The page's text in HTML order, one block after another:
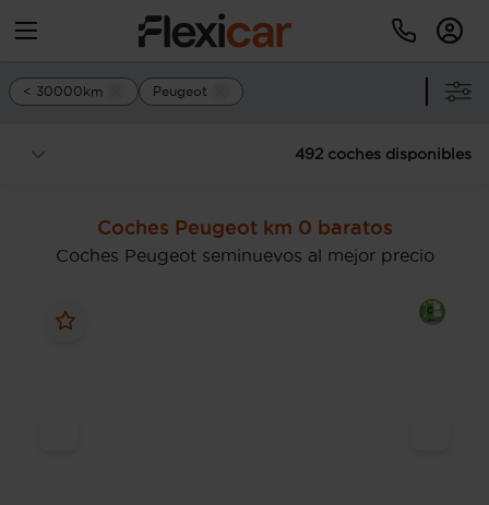
< 30000km Peugeot
492 coches disponibles
Coches Peugeot km 0 baratos
Coches Peugeot seminuevos al mejor precio